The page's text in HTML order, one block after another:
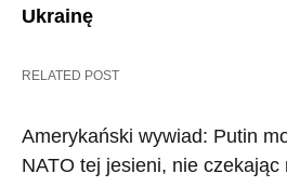
Ukrainę
RELATED POST
Amerykański wywiad: Putin
NATO tej jesieni, nie czekając